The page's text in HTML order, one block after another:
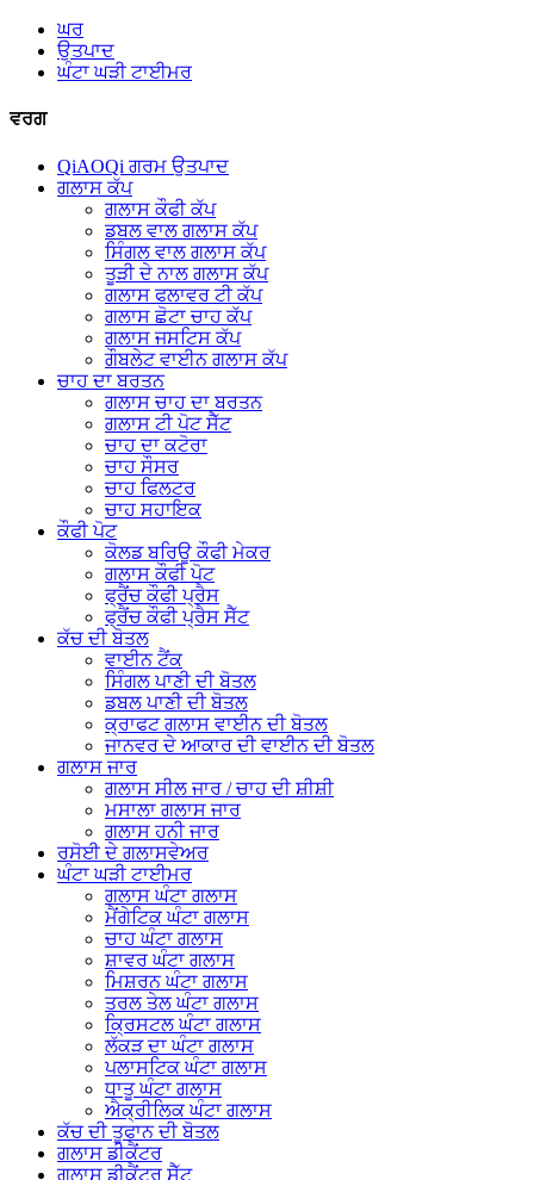
ਘਰ
ਉਤਪਾਦ
ਘੰਟਾ ਘੜੀ ਟਾਈਮਰ
ਵਰਗ
QiAOQi ਗਰਮ ਉਤਪਾਦ
ਗਲਾਸ ਕੱਪ
ਗਲਾਸ ਕੌਫੀ ਕੱਪ
ਡਬਲ ਵਾਲ ਗਲਾਸ ਕੱਪ
ਸਿੰਗਲ ਵਾਲ ਗਲਾਸ ਕੱਪ
ਤੂੜੀ ਦੇ ਨਾਲ ਗਲਾਸ ਕੱਪ
ਗਲਾਸ ਫਲਾਵਰ ਟੀ ਕੱਪ
ਗਲਾਸ ਛੋਟਾ ਚਾਹ ਕੱਪ
ਗਲਾਸ ਜਸਟਿਸ ਕੱਪ
ਗੌਬਲੇਟ ਵਾਈਨ ਗਲਾਸ ਕੱਪ
ਚਾਹ ਦਾ ਬਰਤਨ
ਗਲਾਸ ਚਾਹ ਦਾ ਬਰਤਨ
ਗਲਾਸ ਟੀ ਪੋਟ ਸੈੱਟ
ਚਾਹ ਦਾ ਕਟੋਰਾ
ਚਾਹ ਸੌਸਰ
ਚਾਹ ਫਿਲਟਰ
ਚਾਹ ਸਹਾਇਕ
ਕੌਫੀ ਪੋਟ
ਕੋਲਡ ਬਰਿਊ ਕੌਫੀ ਮੇਕਰ
ਗਲਾਸ ਕੌਫੀ ਪੋਟ
ਫ੍ਰੈਂਚ ਕੌਫੀ ਪ੍ਰੈਸ
ਫ੍ਰੈਂਚ ਕੌਫੀ ਪ੍ਰੈਸ ਸੈੱਟ
ਕੱਚ ਦੀ ਬੋਤਲ
ਵਾਈਨ ਟੈਂਕ
ਸਿੰਗਲ ਪਾਣੀ ਦੀ ਬੋਤਲ
ਡਬਲ ਪਾਣੀ ਦੀ ਬੋਤਲ
ਕ੍ਰਾਫਟ ਗਲਾਸ ਵਾਈਨ ਦੀ ਬੋਤਲ
ਜਾਨਵਰ ਦੇ ਆਕਾਰ ਦੀ ਵਾਈਨ ਦੀ ਬੋਤਲ
ਗਲਾਸ ਜਾਰ
ਗਲਾਸ ਸੀਲ ਜਾਰ / ਚਾਹ ਦੀ ਸ਼ੀਸ਼ੀ
ਮਸਾਲਾ ਗਲਾਸ ਜਾਰ
ਗਲਾਸ ਹਨੀ ਜਾਰ
ਰਸੋਈ ਦੇ ਗਲਾਸਵੇਅਰ
ਘੰਟਾ ਘੜੀ ਟਾਈਮਰ
ਗਲਾਸ ਘੰਟਾ ਗਲਾਸ
ਮੈਂਗੇਟਿਕ ਘੰਟਾ ਗਲਾਸ
ਚਾਹ ਘੰਟਾ ਗਲਾਸ
ਸ਼ਾਵਰ ਘੰਟਾ ਗਲਾਸ
ਮਿਸ਼ਰਨ ਘੰਟਾ ਗਲਾਸ
ਤਰਲ ਤੇਲ ਘੰਟਾ ਗਲਾਸ
ਕ੍ਰਿਸਟਲ ਘੰਟਾ ਗਲਾਸ
ਲੱਕੜ ਦਾ ਘੰਟਾ ਗਲਾਸ
ਪਲਾਸਟਿਕ ਘੰਟਾ ਗਲਾਸ
ਧਾਤੂ ਘੰਟਾ ਗਲਾਸ
ਐਕ੍ਰੀਲਿਕ ਘੰਟਾ ਗਲਾਸ
ਕੱਚ ਦੀ ਤੂਫਾਨ ਦੀ ਬੋਤਲ
ਗਲਾਸ ਡੀਕੈਂਟਰ
ਗਲਾਸ ਡੀਕੈਂਟਰ ਸੈੱਟ